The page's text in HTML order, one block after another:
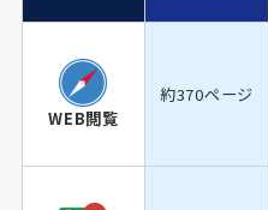
WEB閲覧
約370ページ